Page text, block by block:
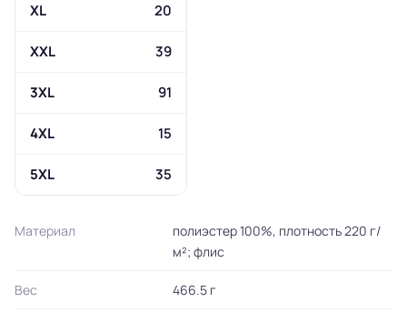
XL 20
XXL 39
3XL 91
4XL 15
5XL 35
Материал
полиэстер 100%, плотность 220 г/
м²; флис
Вес 466.5 г